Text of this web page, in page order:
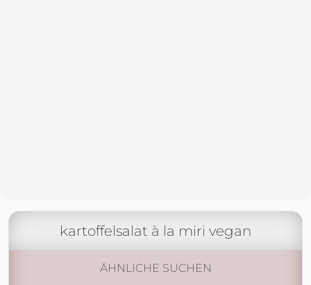
kartoffelsalat à la miri vegan
ÄHNLICHE SUCHEN